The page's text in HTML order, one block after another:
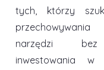
tych, którzy
narzędzi bez
inwestowania w